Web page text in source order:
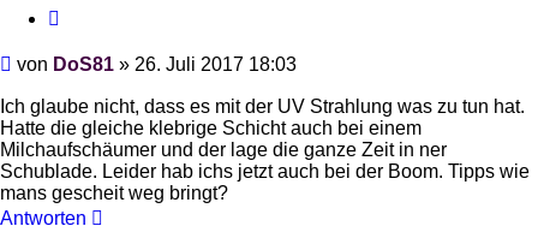
Beitrag
von DoS81 » 26. Juli 2017 18:03
Ich glaube nicht, dass es mit der UV Strahlung was zu tun hat.
Hatte die gleiche klebrige Schicht auch bei einem
Milchaufschäumer und der lage die ganze Zeit in ner
Schublade. Leider hab ichs jetzt auch bei der Boom. Tipps wie
mans gescheit weg bringt?
Antworten